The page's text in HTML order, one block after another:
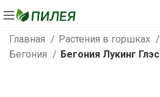
Главная Растения в горшках
Бегония
Бегония Лукинг Глэс